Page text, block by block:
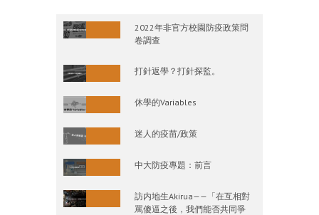
2022年非官方校園防疫政策問
卷調查
打針返學？打針探監。
休學的Variables
迷人的疫苗/政策
中大防疫專題：前言
訪内地生Akirua——「在互相對
罵傻逼之後，我們能否共同爭